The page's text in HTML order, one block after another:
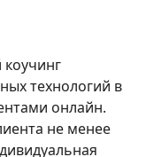
технологий в
онлайн.
не менее